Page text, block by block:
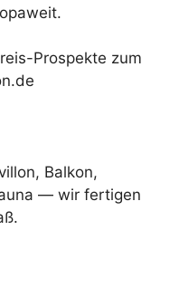
Prospekte zum
Balkon,
— wir fertigen